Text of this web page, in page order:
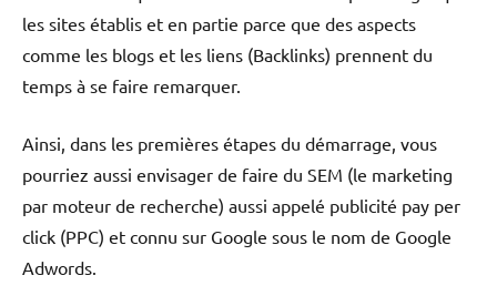
les sites établis et en partie parce que des aspects
comme les blogs et les liens (Backlinks) prennent du
temps à se faire remarquer.
Ainsi, dans les premières étapes du démarrage, vous
pourriez aussi envisager de faire du SEM (le marketing
par moteur de recherche) aussi appelé publicité pay per
click (PPC) et connu sur Google sous le nom de Google
Adwords.